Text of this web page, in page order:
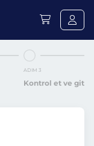
ADIM 3
Kontrol et ve git